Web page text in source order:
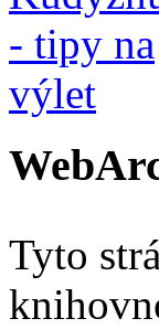
Tyto